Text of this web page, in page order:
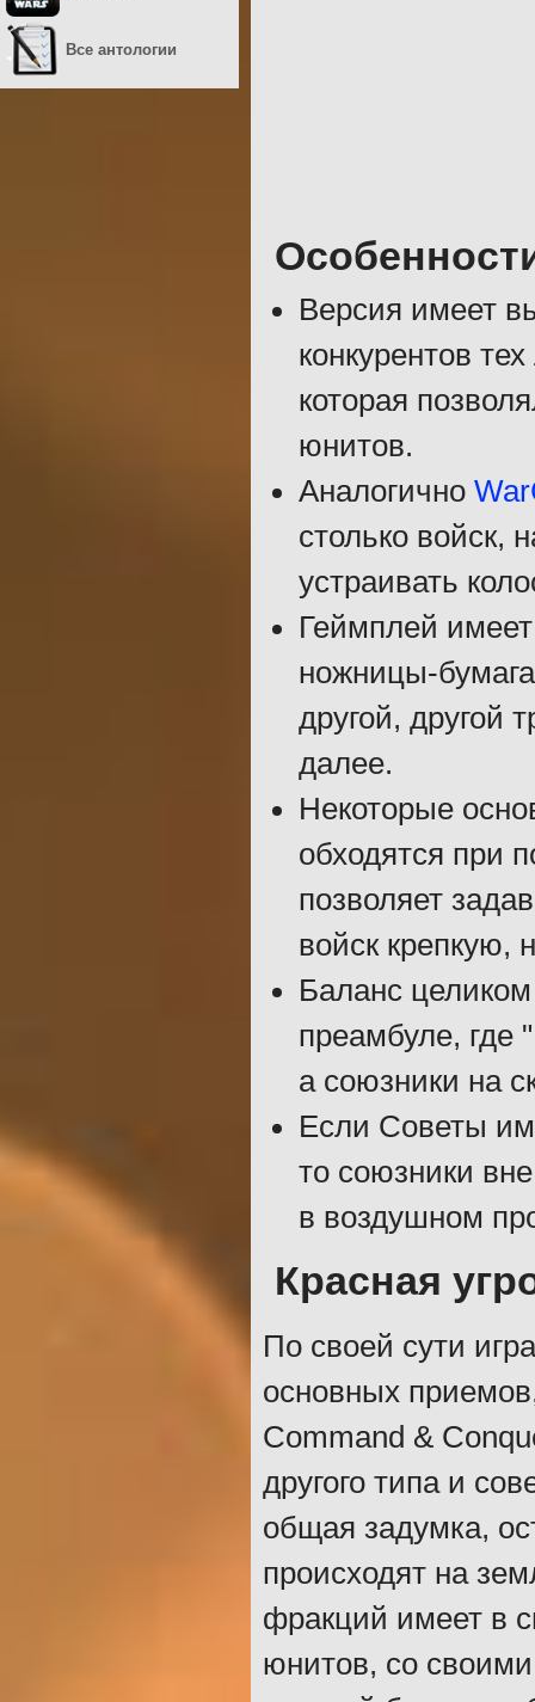
Версия имеет
конкурентов
которая
юнитов.
Аналогично
столько войск,
устраивать
Геймплей
ножницы-
другой, другой
далее.
Некоторые
обходятся при
позволяет
войск крепкую,
Баланс
преамбуле, где
а союзники на
Если Советы
то союзники
в воздушном
Красная
По своей сути
основных
Command &
другого типа и
общая задумка,
происходят на
фракций имеет в
юнитов, со
Все антологии